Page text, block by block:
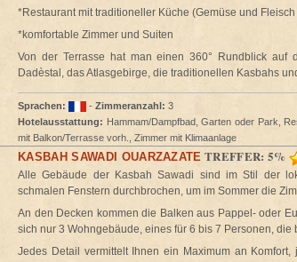
*Restaurant mit traditioneller Küche (Gemüse und
*komfortable Zimmer und Suiten
Von der Terrasse hat man einen 360° Rundblick auf
Dadèstal, das Atlasgebirge, die traditionellen Kasbahs
Sprachen: - Zimmeranzahl: 3
Hotelausstattung: Hammam/Dampfbad, Garten oder Park,
mit Balkon/Terrasse vorh., Zimmer mit Klimaanlage
KASBAH SAWADI OUARZAZATE TREFFER: 5%
Alle Gebäude der Kasbah Sawadi sind im Stil der
schmalen Fenstern durchbrochen, um im Sommer die
An den Decken kommen die Balken aus Pappel- oder
sich nur 3 Wohngebäude, eines für 6 bis 7 Personen,
Jedes Detail vermittelt Ihnen ein Maximum an